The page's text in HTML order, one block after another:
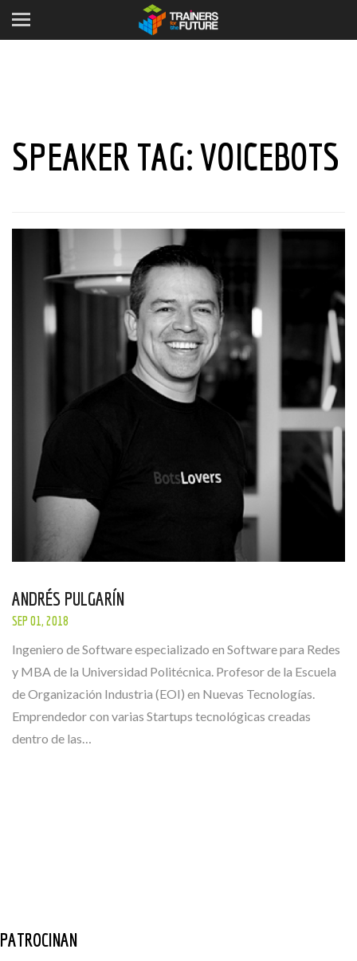
SPEAKER TAG:VOICEBOTS
ANDRÉS PULGARÍN
SEP 01, 2018
Ingeniero de Software especializado en Software para Redes
y MBA de la Universidad Politécnica. Profesor de la Escuela
de Organización Industria (EOI) en Nuevas Tecnologías.
Emprendedor con varias Startups tecnológicas creadas
dentro de las…
PATROCINAN